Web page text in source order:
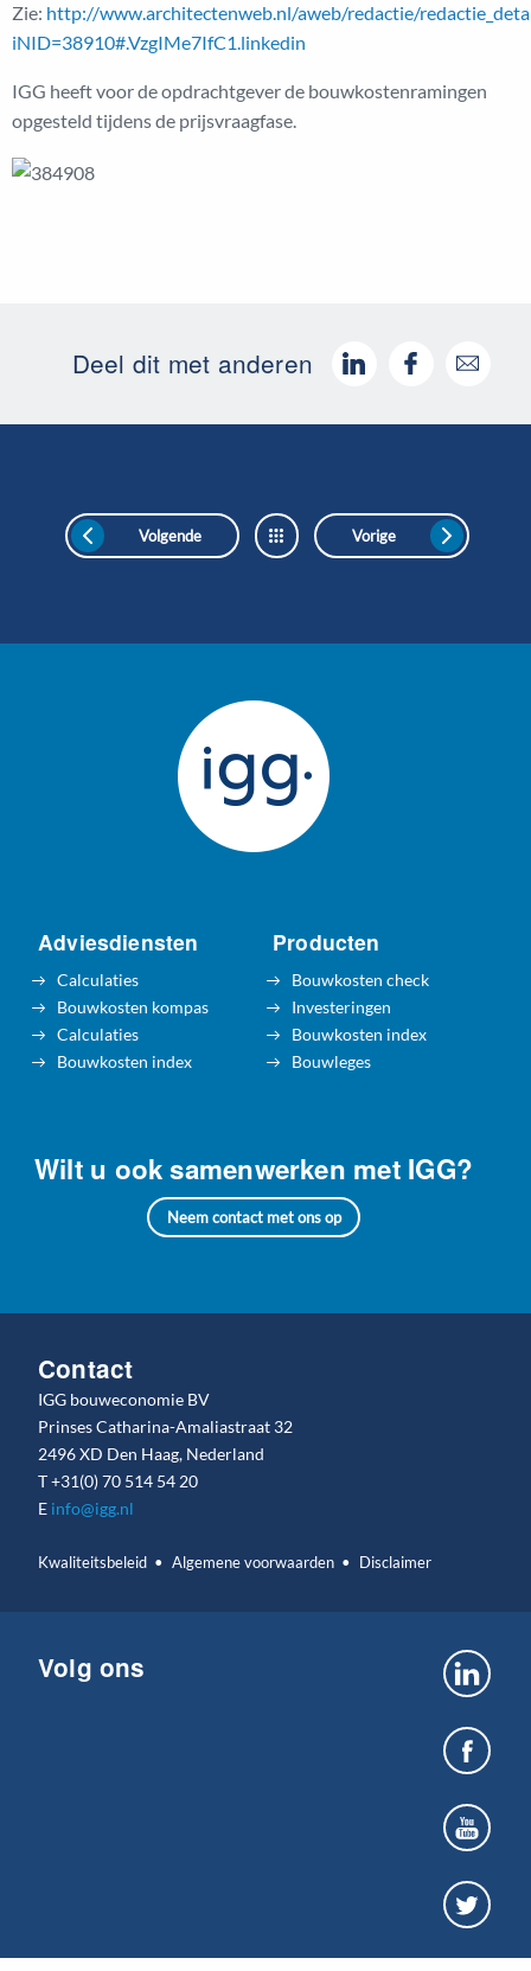
Zie: http://www.architectenweb.nl/aweb/redactie/
iNID=38910#.VzgIMe7IfC1.linkedin
IGG heeft voor de opdrachtgever de bouwkostenramingen
opgesteld tijdens de prijsvraagfase.
Deel dit met anderen
Volgende Vorige
Adviesdiensten
Calculaties
Bouwkosten kompas
Calculaties
Bouwkosten index
Producten
Bouwkosten check
Investeringen
Bouwkosten index
Bouwleges
Wilt u ook samenwerken met IGG?
Neem contact met ons op
Contact
IGG bouweconomie BV
Prinses Catharina-Amaliastraat 32
2496 XD Den Haag, Nederland
T+31(0) 70 514 54 20
E info@igg.nl
Kwaliteitsbeleid Algemene voorwaarden Disclaimer
Volg ons